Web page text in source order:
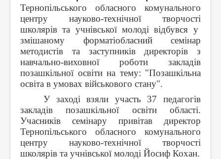
Тернопільського обласного комунального
центру науково-технічної творчості
школярів та учнівськоїмолоді відбувся у
змішаному форматіобласний семінар
методистів та заступників директорів з
навчально-виховної роботи закладів
позашкільної освіти на тему: "Позашкільна
освіта в умовах військового стану".
У заході взяли участь 37 педагогів
закладів позашкільної освіти області.
Учасників семінару привітав директор
Тернопільського обласного комунального
центру науково-технічної творчості
школярів та учнівської молоді Йосиф Кохан.